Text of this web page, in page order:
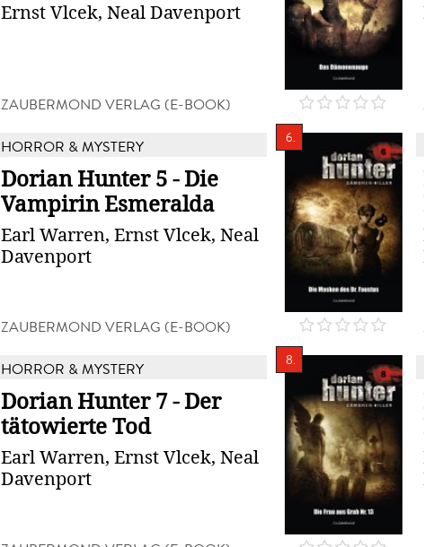
Ernst Vlcek, Neal Davenport
ZAUBERMOND VERLAG (E-BOOK)
HORROR & MYSTERY
Dorian Hunter 5 - Die
Vampirin Esmeralda
Earl Warren, Ernst Vlcek, Neal
Davenport
ZAUBERMOND VERLAG (E-BOOK)
6.
HORROR & MYSTERY
Dorian Hunter 7 - Der
tätowierte Tod
Earl Warren, Ernst Vlcek, Neal
Davenport
8.